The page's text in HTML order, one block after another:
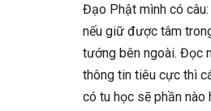
Đạo Phật mình có
nếu giữ được tâm
tướng bên ngoài. Đọc
thông tin tiêu cực thì
có tu học sẽ phần nào